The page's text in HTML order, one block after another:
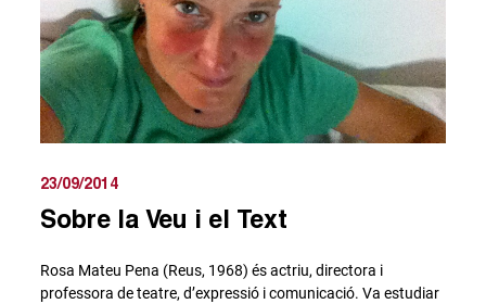
23/09/2014
Sobre la Veu i el Text
Rosa Mateu Pena (Reus, 1968) és actriu, directora i
professora de teatre, d’expressió i comunicació. Va estudiar